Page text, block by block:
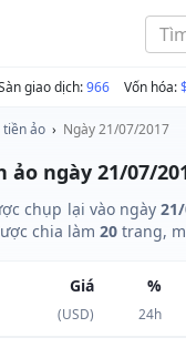
giao dịch:966 Vốn hóa:
tiền ảo › Ngày 21/07/2017
ảo ngày 21/07/
chụp lại vào ngày
chia làm 20 trang,
Giá
(USD)
%
24h